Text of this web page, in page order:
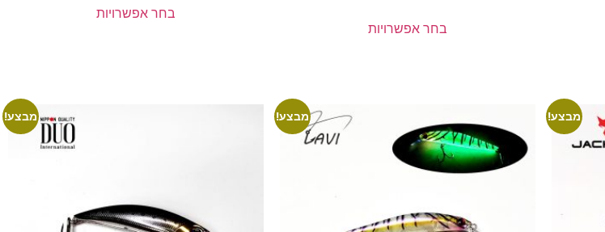
בחר אפשרויות
בחר אפשרויות
מבצע! מבצע! מבצע!